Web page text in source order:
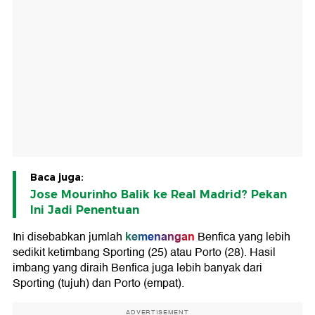
Baca juga:
Jose Mourinho Balik ke Real Madrid? Pekan
Ini Jadi Penentuan
Ini disebabkan jumlah kemenangan Benfica yang lebih
sedikit ketimbang Sporting (25) atau Porto (28). Hasil
imbang yang diraih Benfica juga lebih banyak dari
Sporting (tujuh) dan Porto (empat).
ADVERTISEMENT